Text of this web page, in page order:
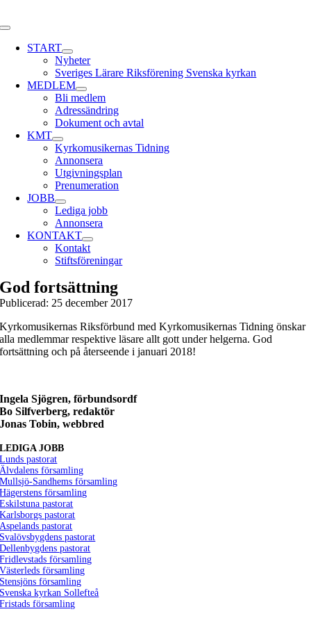
to
Toggle
NavigationSTART
Nyheter
Sveriges Lärare Riksförening Svenska kyrkan
MEDLEM
Bli medlem
Adressändring
Dokument och avtal
KMT
Kyrkomusikernas Tidning
Annonsera
Utgivningsplan
Prenumeration
JOBB
Lediga jobb
Annonsera
KONTAKT
Kontakt
Stiftsföreningar
God fortsättning
Publicerad: 25 december 2017
Kyrkomusikernas Riksförbund med Kyrkomusikernas Tidning önskar
alla medlemmar respektive läsare allt gott under helgerna. God
fortsättning och på återseende i januari 2018!
Ingela Sjögren, förbundsordf
Bo Silfverberg, redaktör
Jonas Tobin, webbred
LEDIGA JOBB
Lunds pastorat
Älvdalens församling
Mullsjö-Sandhems församling
Hägerstens församling
Eskilstuna pastorat
Karlsborgs pastorat
Aspelands pastorat
Svalövsbygdens pastorat
Dellenbygdens pastorat
Fridlevstads församling
Västerleds församling
Stensjöns församling
Svenska kyrkan Sollefteå
Fristads församling